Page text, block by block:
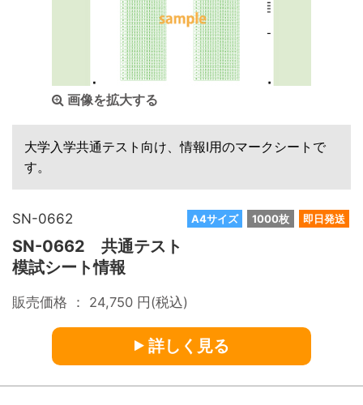
画像を拡大する
大学入学共通テスト向け、情報Ⅰ用のマークシートで
す。
A4サイズ 1000枚 即日発送
SN-0662
SN-0662 共通テスト
模試シート情報
販売価格 ： 24,750 円(税込)
詳しく見る